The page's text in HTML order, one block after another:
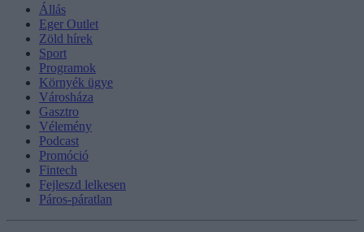
Állás
Eger Outlet
Zöld hírek
Sport
Programok
Környék ügye
Városháza
Gasztro
Vélemény
Podcast
Promóció
Fintech
Fejleszd lelkesen
Páros-páratlan